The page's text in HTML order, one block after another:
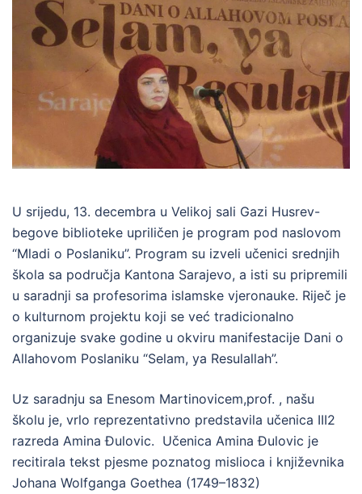
U srijedu, 13. decembra u Velikoj sali Gazi Husrev-
begove biblioteke upriličen je program pod naslovom
“Mladi o Poslaniku”. Program su izveli učenici srednjih
škola sa područja Kantona Sarajevo, a isti su pripremili
u saradnji sa profesorima islamske vjeronauke. Riječ je
o kulturnom projektu koji se već tradicionalno
organizuje svake godine u okviru manifestacije Dani o
Allahovom Poslaniku “Selam, ya Resulallah”.
Uz saradnju sa Enesom Martinovicem,prof. , našu
školu je, vrlo reprezentativno predstavila učenica III2
razreda Amina Đulovic. Učenica Amina Đulovic je
recitirala tekst pjesme poznatog mislioca i književnika
Johana Wolfganga Goethea (1749–1832)